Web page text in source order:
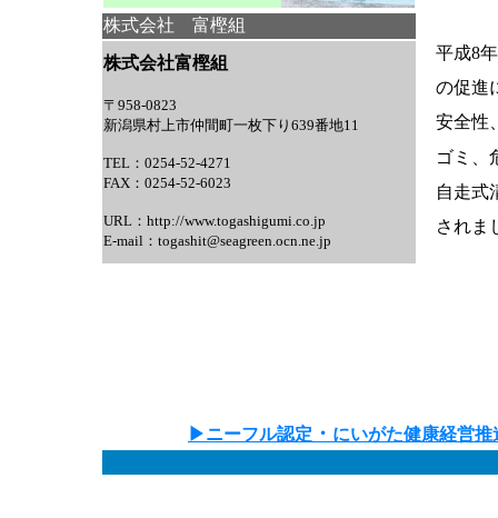
株式会社 富樫組
株式会社富樫組
〒958‐0823
新潟県村上市仲間町一枚下り639番地11
TEL：0254-52-4271
FAX：0254-52-6023
URL：http://www.togashigumi.co.jp
E-mail：togashit@seagreen.ocn.ne.jp
平成8
の促進
安全性
ゴミ、
自走式
されま
▶ニーフル認定 ・ にいがた健康経営推